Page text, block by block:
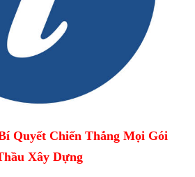
Quyết Chiến Thắng Mọi Gói
Xây Dựng